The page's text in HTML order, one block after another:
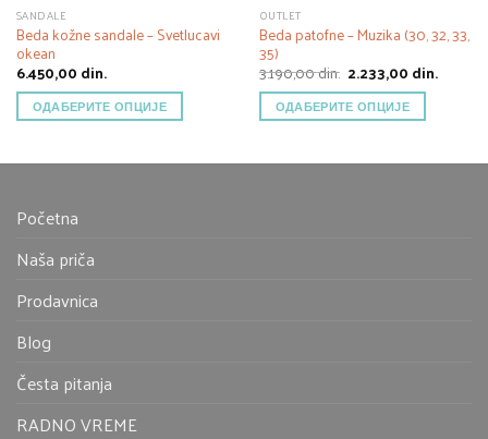
SANDALE
Beda kožne sandale – Svetlucavi
okean
6.450,00 din.
ОДАБЕРИТЕ ОПЦИЈЕ
OUTLET
Beda patofne – Muzika (30, 32, 33,
35)
3.190,00din. Оригинална
цена
је
била:
3.190,00 din..
2.233,00 din.цена
ОДАБЕРИТЕ ОПЦИЈЕ
Početna
Naša priča
Prodavnica
Blog
Česta pitanja
RADNO VREME